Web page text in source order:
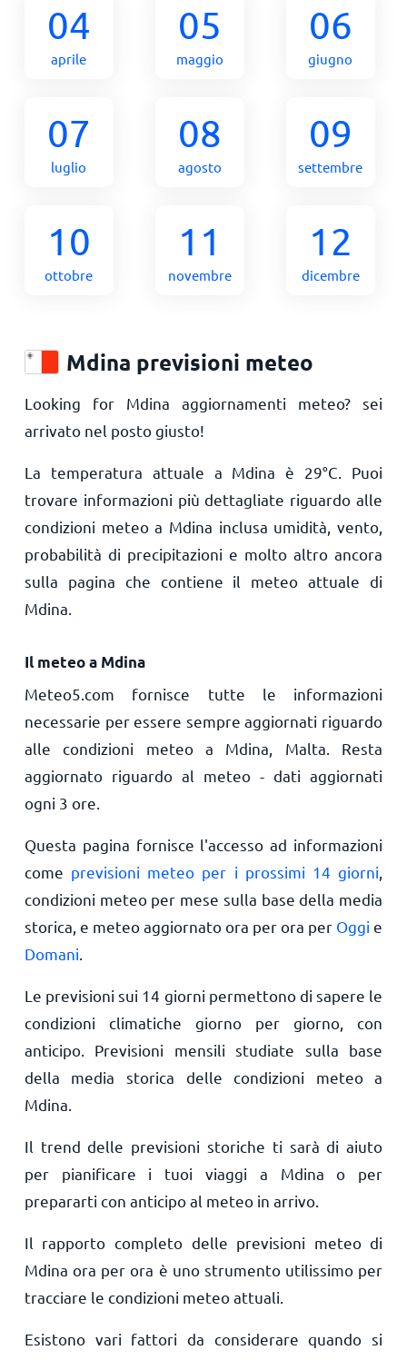
04
aprile
05
maggio
06
giugno
07
luglio
08
agosto
09
settembre
10
ottobre
11
novembre
12
dicembre
Mdina previsioni meteo
Looking for Mdina aggiornamenti meteo? sei
arrivato nel posto giusto!
La temperatura attuale a Mdina è 29°C . Puoi
trovare informazioni più dettagliate riguardo alle
condizioni meteo a Mdina inclusa umidità, vento,
probabilità di precipitazioni e molto altro ancora
sulla pagina che contiene il meteo attuale di
Mdina.
Il meteo a Mdina
Meteo5.com fornisce tutte le informazioni
necessarie per essere sempre aggiornati riguardo
alle condizioni meteo a Mdina, Malta. Resta
aggiornato riguardo al meteo - dati aggiornati
ogni 3 ore.
Questa pagina fornisce l'accesso ad informazioni
come previsioni meteo per i prossimi 14 giorni
condizioni meteo per mese sulla base della media
storica, e meteo aggiornato ora per ora per Oggi e
Domani
Le previsioni sui 14 giorni permettono di sapere le
condizioni climatiche giorno per giorno, con
anticipo. Previsioni mensili studiate sulla base
della media storica delle condizioni meteo a
Mdina.
Il trend delle previsioni storiche ti sarà di aiuto
per pianificare i tuoi viaggi a Mdina o per
prepararti con anticipo al meteo in arrivo.
Il rapporto completo delle previsioni meteo di
Mdina ora per ora è uno strumento utilissimo per
tracciare le condizioni meteo attuali.
Esistono vari fattori da considerare quando si